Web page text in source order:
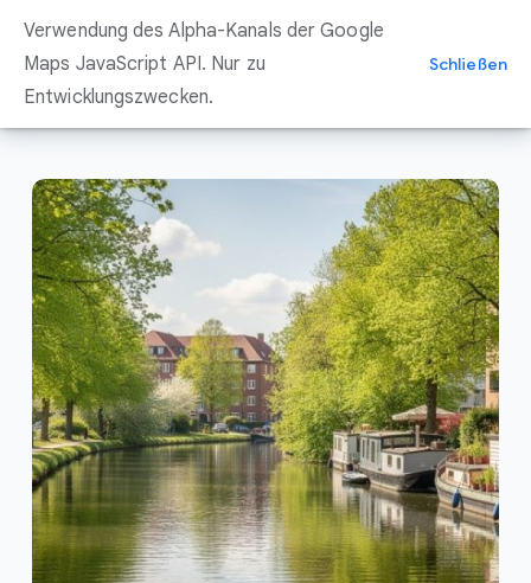
Inhalt
springen
Verwendung des Alpha-Kanals der Google
Maps JavaScript API. Nur zu
Entwicklungszwecken.
Schließen